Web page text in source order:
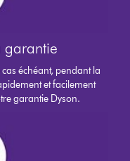
garantie
échéant, pendant la
et facilement
garantie Dyson.